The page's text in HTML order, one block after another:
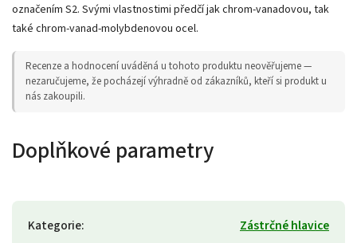
označením S2. Svými vlastnostimi předčí jak chrom-vanadovou, tak
také chrom-vanad-molybdenovou ocel.
Recenze a hodnocení uváděná u tohoto produktu neověřujeme —
nezaručujeme, že pocházejí výhradně od zákazníků, kteří si produkt u
nás zakoupili.
Doplňkové parametry
Kategorie:
Zástrčné hlavice